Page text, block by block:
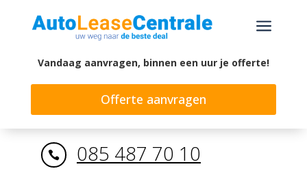
a
Vandaag aanvragen, binnen een uur je offerte!
Offerte aanvragen
 085 487 70 10